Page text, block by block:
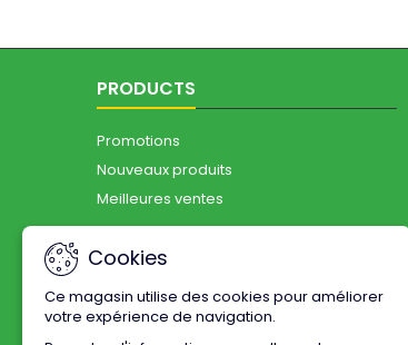
PRODUCTS
Promotions
Nouveaux produits
Meilleures ventes
Cookies
Ce magasin utilise des cookies pour améliorer
votre expérience de navigation.